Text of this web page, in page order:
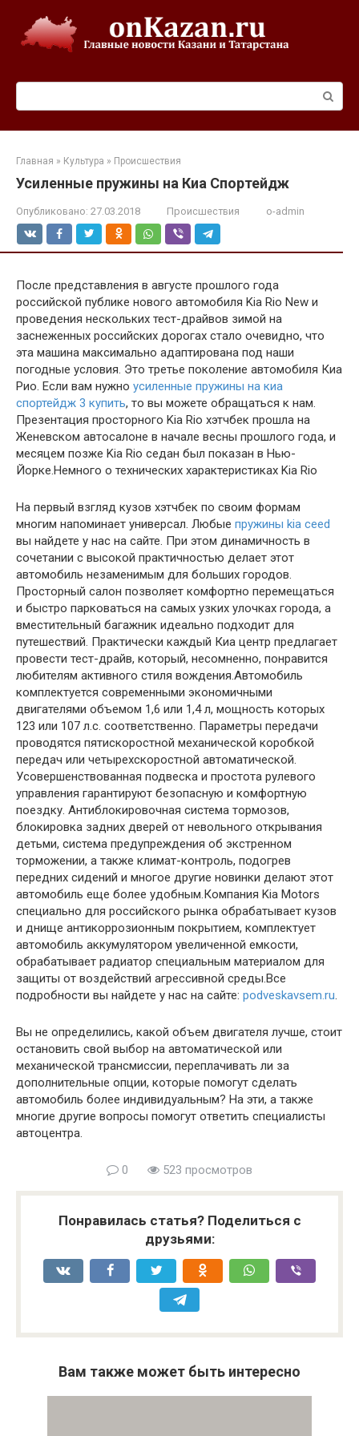
контенту
Главная » Культура » Происшествия
Усиленные пружины на Киа Спортейдж
Опубликовано: 27.03.2018 Происшествия o-admin
После представления в августе прошлого года
российской публике нового автомобиля Kia Rio New и
проведения нескольких тест-драйвов зимой на
заснеженных российских дорогах стало очевидно, что
эта машина максимально адаптирована под наши
погодные условия. Это третье поколение автомобиля Киа
Рио. Если вам нужно усиленные пружины на киа
спортейдж 3 купить, то вы можете обращаться к нам.
Презентация просторного Kia Rio хэтчбек прошла на
Женевском автосалоне в начале весны прошлого года, и
месяцем позже Kia Rio седан был показан в Нью-
Йорке.Немного о технических характеристиках Kia Rio
На первый взгляд кузов хэтчбек по своим формам
многим напоминает универсал. Любые пружины kia ceed
вы найдете у нас на сайте. При этом динамичность в
сочетании с высокой практичностью делает этот
автомобиль незаменимым для больших городов.
Просторный салон позволяет комфортно перемещаться
и быстро парковаться на самых узких улочках города, а
вместительный багажник идеально подходит для
путешествий. Практически каждый Киа центр предлагает
провести тест-драйв, который, несомненно, понравится
любителям активного стиля вождения.Автомобиль
комплектуется современными экономичными
двигателями объемом 1,6 или 1,4 л, мощность которых
123 или 107 л.с. соответственно. Параметры передачи
проводятся пятискоростной механической коробкой
передач или четырехскоростной автоматической.
Усовершенствованная подвеска и простота рулевого
управления гарантируют безопасную и комфортную
поездку. Антиблокировочная система тормозов,
блокировка задних дверей от невольного открывания
детьми, система предупреждения об экстренном
торможении, а также климат-контроль, подогрев
передних сидений и многое другие новинки делают этот
автомобиль еще более удобным.Компания Kia Motors
специально для российского рынка обрабатывает кузов
и днище антикоррозионным покрытием, комплектует
автомобиль аккумулятором увеличенной емкости,
обрабатывает радиатор специальным материалом для
защиты от воздействий агрессивной среды.Все
подробности вы найдете у нас на сайте: podveskavsem.ru.
Вы не определились, какой объем двигателя лучше, стоит
остановить свой выбор на автоматической или
механической трансмиссии, переплачивать ли за
дополнительные опции, которые помогут сделать
автомобиль более индивидуальным? На эти, а также
многие другие вопросы помогут ответить специалисты
автоцентра.
0 523 просмотров
Понравилась статья? Поделиться с
друзьями:
Вам также может быть интересно